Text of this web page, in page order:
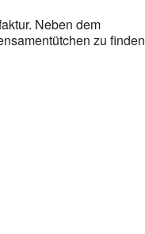
Neben dem
zu finden